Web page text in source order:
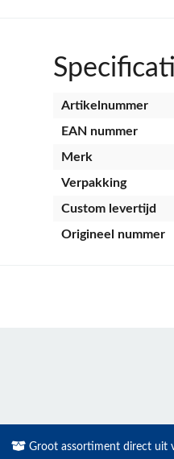
Artikelnummer
EAN nummer
Merk
Verpakking
Custom levertijd
Origineel nummer
Groot assortiment direct uit